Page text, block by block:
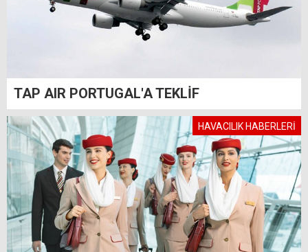
TAP AIR PORTUGAL'A TEKLİF
HAVACILIK HABERLERİ